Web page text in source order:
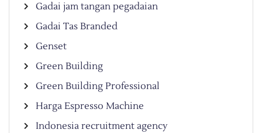
Gadai jam tangan pegadaian
Gadai Tas Branded
Genset
Green Building
Green Building Professional
Harga Espresso Machine
Indonesia recruitment agency